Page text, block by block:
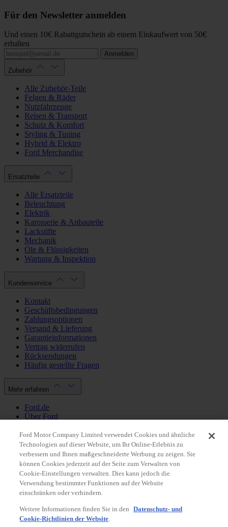
Für den Newsletter anmelden
Und einen 10€ Rabattgutschein ab einem Einkaufwert von 50€
erhalten
Anmelden
Zubehör
Alle Zubehör-Teile
Felgen & Räder
Nutzfahrzeuge
Reisen & Transport
Schutz & Komfort
Styling & Tuning
Hybrid & Elektro
Ford Merchandise
Ersatzteile
Alle Ersatzteile
Beleuchtung
Elektrik
Karosserie & Anbauteile
Lackstifte
Mechanik
Öle & Flüssigkeiten
Wartung & Inspektion
Kundenservice
Kontakt
Geschäftsbedingungen
Zahlungsoptionen
Versand & Lieferung
Garantieinformationen
Vertrag widerrufen
Rücksendungen
Häufig gestellte Fragen
Mehr erfahren
Ford.de
Über Ford
Datenschutzbestimmungen
Impressum
Mein Konto
Login / Registrierung
Meine Bestellungen
Land ändern
Ford Motor Company Limited verwendet Cookies und ähnliche
Technologien auf dieser Website, um Ihr Online-Erlebnis zu
verbessern und Ihnen maßgeschneiderte Werbung zu zeigen. Sie
können Cookies jederzeit auf der Seite zum Verwalten von
Cookie-Einstellungen verwalten. Dies kann jedoch die
Verwendung bestimmter Funktionen auf der Website
einschränken oder verhindern.
Weitere Informationen finden Sie in den
Datenschutz- und
Cookie-Richtlinien der Website.